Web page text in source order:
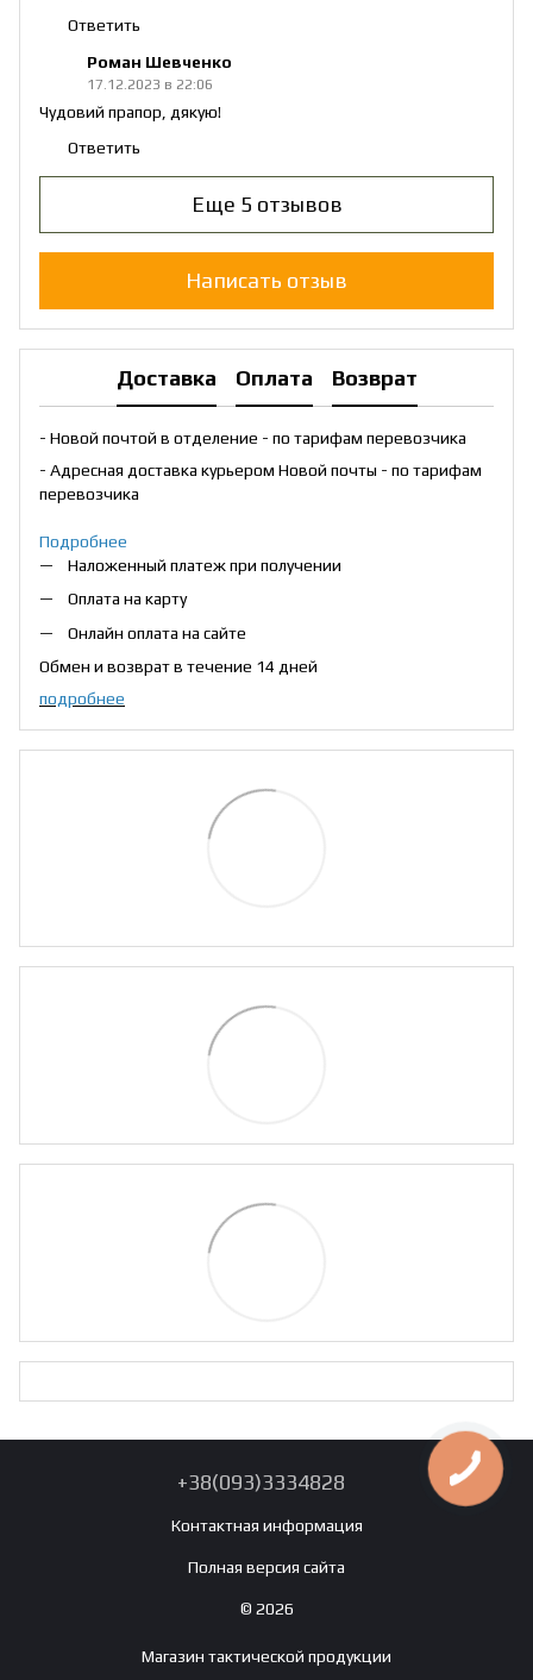
Ответить
Роман Шевченко
17.12.2023 в 22:06
Чудовий прапор, дякую!
Ответить
Еще 5 отзывов
Написать отзыв
Доставка Оплата Возврат
- Новой почтой в отделение - по тарифам перевозчика
- Адресная доставка курьером Новой почты - по тарифам
перевозчика
Подробнее
Наложенный платеж при получении
Оплата на карту
Онлайн оплата на сайте
Обмен и возврат в течение 14 дней
подробнее
+38(093)3334828
Контактная информация
Полная версия сайта
© 2026
Магазин тактической продукции